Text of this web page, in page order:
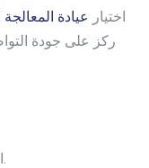
اختيار عيادة المعالجة
ركز على جودة